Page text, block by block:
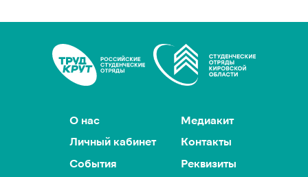
О нас
Контакты
События
Реквизиты
Личный кабинет
Медиакит